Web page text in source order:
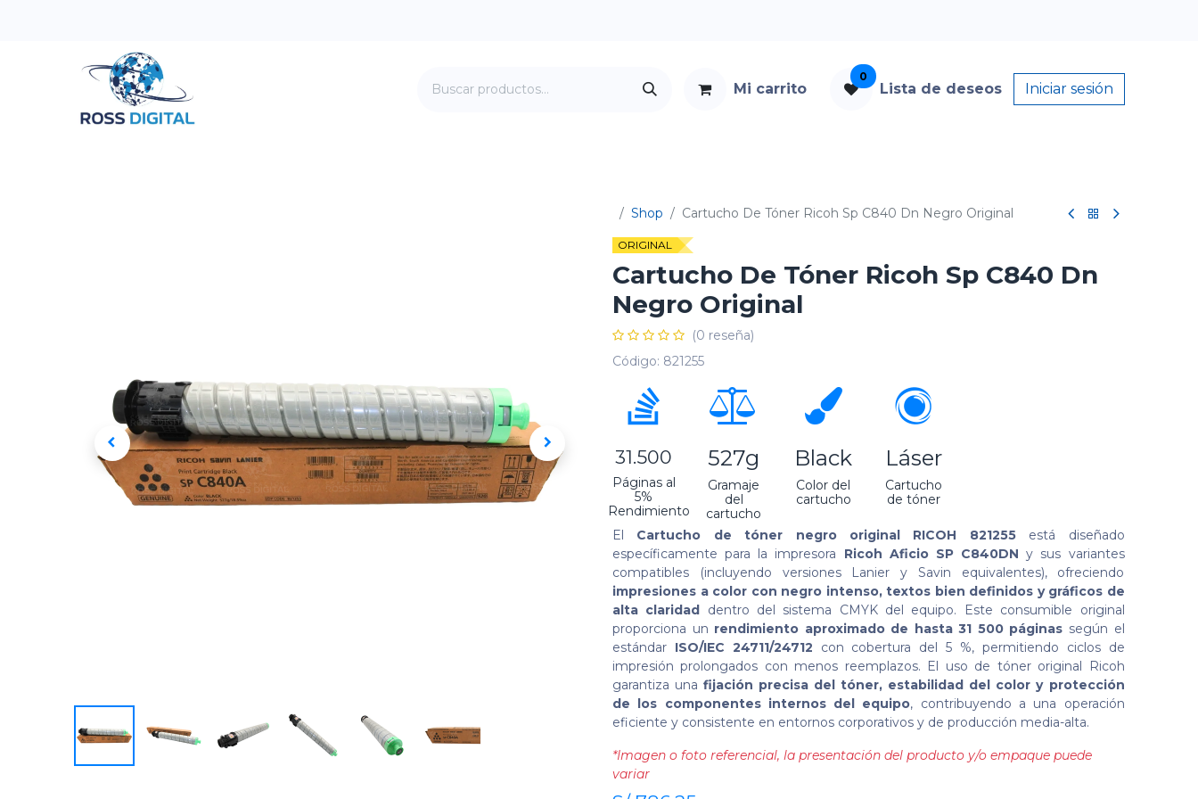
Mi carrito
0
Lista de deseos Iniciar sesión
Shop Cartucho De Tóner Ricoh Sp C840 Dn Negro Original
ORIGINAL
Cartucho De Tóner Ricoh Sp C840 Dn
Negro Original
(0 reseña)
Código: 821255
31.500
Páginas al
5%
Rendimiento
527g
Gramaje
del
cartucho
Black
Color del
cartucho
Láser
Cartucho
de tóner
El Cartucho de tóner negro original RICOH 821255está diseñado
específicamente para la impresora Ricoh Aficio SP C840DN y sus variantes
compatibles (incluyendo versiones Lanier y Savin equivalentes), ofreciendo
impresiones a color con negro intenso, textos bien definidos y gráficos de
alta claridad
dentro del sistema CMYK del equipo. Este consumible original
proporciona un rendimiento aproximado de hasta 31 500 páginas según el
estándar ISO/IEC 24711/24712 con cobertura del 5 %, permitiendo ciclos de
impresión prolongados con menos reemplazos. El uso de tóner original Ricoh
garantiza unafijación precisa del tóner, estabilidad del color y protección
de los componentes internos del equipo, contribuyendo a una operación
eficiente y consistente en entornos corporativos y de producción media-alta.
*Imagen o foto referencial, la presentación del producto y/o empaque puede
variar